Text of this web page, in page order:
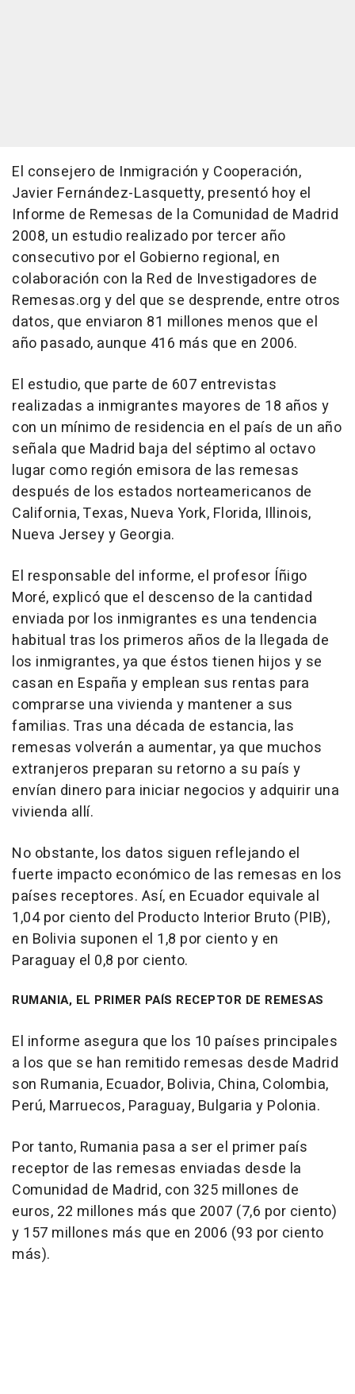
El consejero de Inmigración y Cooperación,
Javier Fernández-Lasquetty, presentó hoy el
Informe de Remesas de la Comunidad de Madrid
2008, un estudio realizado por tercer año
consecutivo por el Gobierno regional, en
colaboración con la Red de Investigadores de
Remesas.org y del que se desprende, entre otros
datos, que enviaron 81 millones menos que el
año pasado, aunque 416 más que en 2006.
El estudio, que parte de 607 entrevistas
realizadas a inmigrantes mayores de 18 años y
con un mínimo de residencia en el país de un año
señala que Madrid baja del séptimo al octavo
lugar como región emisora de las remesas
después de los estados norteamericanos de
California, Texas, Nueva York, Florida, Illinois,
Nueva Jersey y Georgia.
El responsable del informe, el profesor Íñigo
Moré, explicó que el descenso de la cantidad
enviada por los inmigrantes es una tendencia
habitual tras los primeros años de la llegada de
los inmigrantes, ya que éstos tienen hijos y se
casan en España y emplean sus rentas para
comprarse una vivienda y mantener a sus
familias. Tras una década de estancia, las
remesas volverán a aumentar, ya que muchos
extranjeros preparan su retorno a su país y
envían dinero para iniciar negocios y adquirir una
vivienda allí.
No obstante, los datos siguen reflejando el
fuerte impacto económico de las remesas en los
países receptores. Así, en Ecuador equivale al
1,04 por ciento del Producto Interior Bruto (PIB),
en Bolivia suponen el 1,8 por ciento y en
Paraguay el 0,8 por ciento.
RUMANIA, EL PRIMER PAÍS RECEPTOR DE REMESAS
El informe asegura que los 10 países principales
a los que se han remitido remesas desde Madrid
son Rumania, Ecuador, Bolivia, China, Colombia,
Perú, Marruecos, Paraguay, Bulgaria y Polonia.
Por tanto, Rumania pasa a ser el primer país
receptor de las remesas enviadas desde la
Comunidad de Madrid, con 325 millones de
euros, 22 millones más que 2007 (7,6 por ciento)
y 157 millones más que en 2006 (93 por ciento
más).